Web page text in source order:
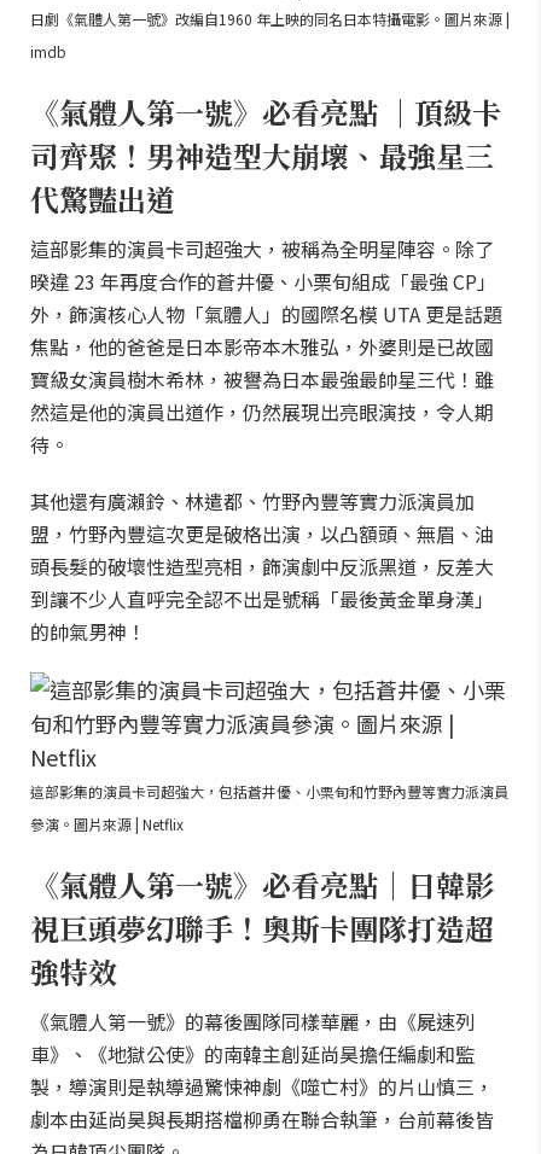
日劇《氣體人第一號》改編自1960 年上映的同名日本特攝電影。圖片來源 |
imdb
《氣體人第一號》必看亮點 ｜頂級卡
司齊聚！男神造型大崩壞、最強星三
代驚豔出道
這部影集的演員卡司超強大，被稱為全明星陣容。除了
暌違 23 年再度合作的蒼井優、小栗旬組成「最強 CP」
外，飾演核心人物「氣體人」的國際名模 UTA 更是話題
焦點，他的爸爸是日本影帝本木雅弘，外婆則是已故國
寶級女演員樹木希林，被譽為日本最強最帥星三代！雖
然這是他的演員出道作，仍然展現出亮眼演技，令人期
待。
其他還有廣瀨鈴、林遣都、竹野內豐等實力派演員加
盟，竹野內豐這次更是破格出演，以凸額頭、無眉、油
頭長髮的破壞性造型亮相，飾演劇中反派黑道，反差大
到讓不少人直呼完全認不出是號稱「最後黃金單身漢」
的帥氣男神！
這部影集的演員卡司超強大，包括蒼井優、小栗旬和竹野內豐等實力派演員
參演。圖片來源 | Netflix
《氣體人第一號》必看亮點｜日韓影
視巨頭夢幻聯手！奧斯卡團隊打造超
強特效
《氣體人第一號》的幕後團隊同樣華麗，由《屍速列
車》、《地獄公使》的南韓主創延尚昊擔任編劇和監
製，導演則是執導過驚悚神劇《噬亡村》的片山慎三，
劇本由延尚昊與長期搭檔柳勇在聯合執筆，台前幕後皆